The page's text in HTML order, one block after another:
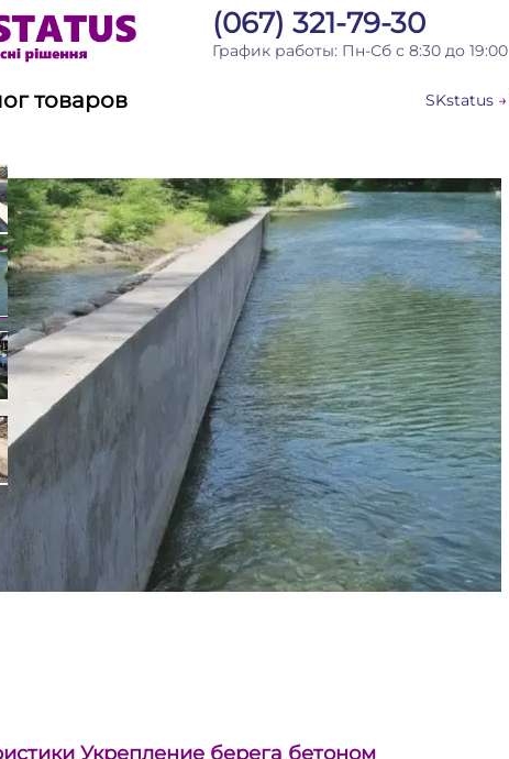
(067) 321-79-30
График работы: Пн-Сб с 8:30 до 19:00
товаров SKstatus
Укрепление берега бетоном